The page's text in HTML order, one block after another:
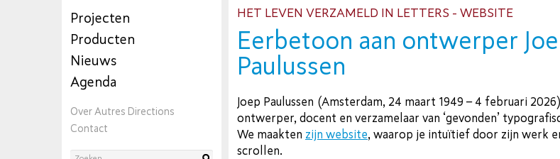
Projecten
Producten
Nieuws
Agenda
Over Autres Directions
Contact
HET LEVEN VERZAMELD IN LETTERS - WEBSITE
Eerbetoon aan ontwerper
Paulussen
Joep Paulussen (Amsterdam, 24 maart 1949 – 4 februari
ontwerper, docent en verzamelaar van ‘gevonden’
We maakten zijn website, waarop je intuïtief door zijn werk
scrollen.